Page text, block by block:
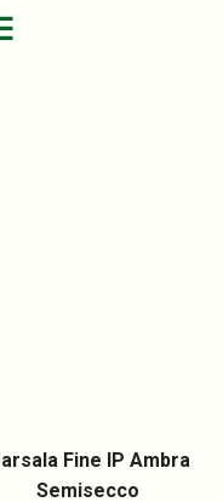
Fine IP Ambra
Semisecco